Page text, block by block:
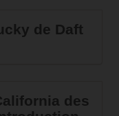
de Daft
des